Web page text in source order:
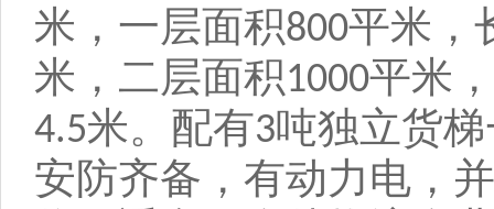
米，一层面积800平米，
米，二层面积1000平米
4.5米。配有3吨独立货
安防齐备，有动力电，